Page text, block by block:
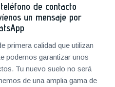
de contacto
un mensaje por
primera calidad que utilizan
podemos garantizar unos
Tu nuevo suelo no será
de una amplia gama de